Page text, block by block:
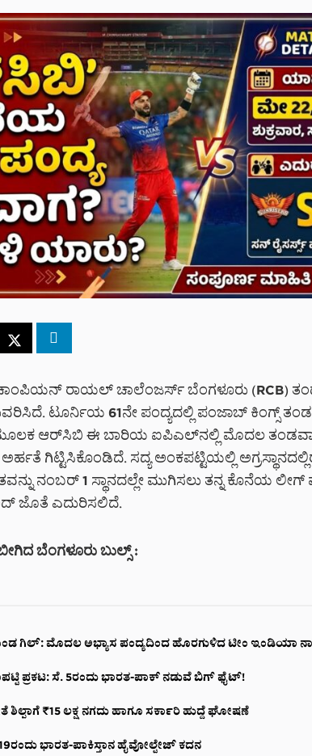
ಚಾಂಪಿಯನ್ ರಾಯಲ್ ಚಾಲೆಂಜರ್ಸ್ ಬೆಂಗಳೂರು (RCB)
ಟೂರ್ನಿಯ 61ನೇ ಪಂದ್ಯದಲ್ಲಿ ಪಂಜಾಬ್ ಕಿಂಗ್ಸ್
ಆರ್‌ಸಿಬಿ ಈ ಬಾರಿಯ ಐಪಿಎಲ್‌ನಲ್ಲಿ ಮೊದಲ
ಗಿಟ್ಟಿಸಿಕೊಂಡಿದೆ. ಸದ್ಯ ಅಂಕಪಟ್ಟಿಯಲ್ಲಿ
ನಂಬರ್ 1 ಸ್ಥಾನದಲ್ಲೇ ಮುಗಿಸಲು ತನ್ನ ಕೊನೆಯ ಲೀಗ್
ಜೊತೆ ಎದುರಿಸಲಿದೆ.
ಬೆಂಗಳೂರು ಬುಲ್ಸ್ :
ಗಿಲ್: ಮೊದಲ ಅಭ್ಯಾಸ ಪಂದ್ಯದಿಂದ ಹೊರಗುಳಿದ ಟೀಂ ಇಂಡಿಯಾ
ಪ್ರಕಟ: ಸೆ. 5ರಂದು ಭಾರತ-ಪಾಕ್‌ ನಡುವೆ ಬಿಗ್ ಫೈಟ್!
₹15 ಲಕ್ಷ ನಗದು ಹಾಗೂ ಸರ್ಕಾರಿ ಹುದ್ದೆ ಘೋಷಣೆ
ಭಾರತ-ಪಾಕಿಸ್ತಾನ ಹೈವೋಲ್ಟೇಜ್ ಕದನ